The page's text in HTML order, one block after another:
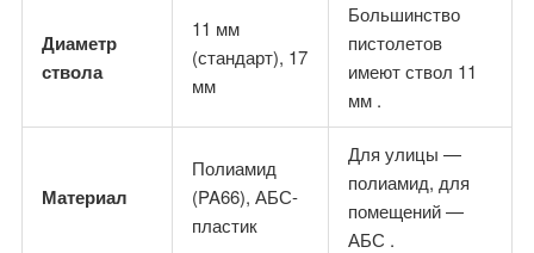
Диаметр
ствола
11 мм
(стандарт), 17
мм
Большинство
пистолетов
имеют ствол 11
мм .
Материал
Полиамид
(PA66), АБС-
пластик
Для улицы —
полиамид, для
помещений —
АБС .